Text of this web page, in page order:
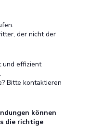
der nicht der
und effizient
Bitte kontaktieren
können
die richtige